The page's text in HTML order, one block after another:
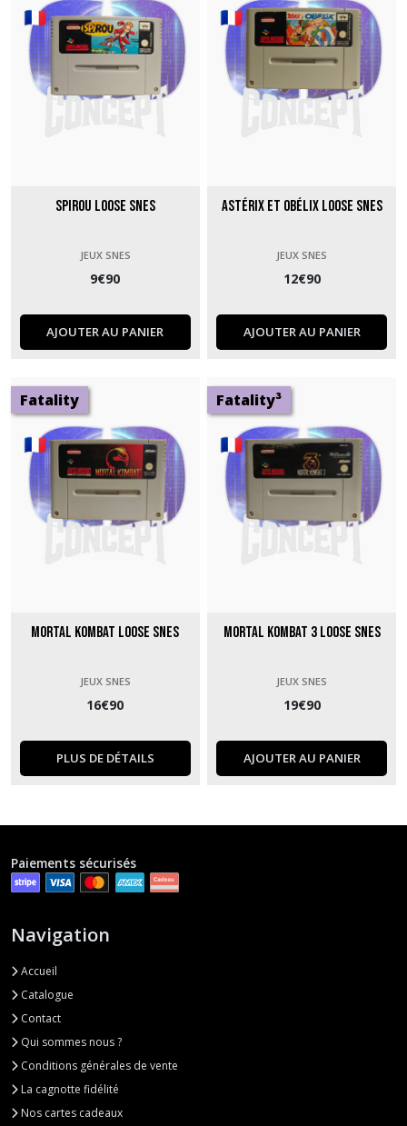
Spirou loose SNES
JEUX SNES
9€90
AJOUTER AU PANIER
Astérix et Obélix loose SNES
JEUX SNES
12€90
AJOUTER AU PANIER
Fatality
Mortal Kombat loose SNES
JEUX SNES
16€90
PLUS DE DÉTAILS
Fatality³
Mortal Kombat 3 loose SNES
JEUX SNES
19€90
AJOUTER AU PANIER
Paiements sécurisés
Navigation
Accueil
Catalogue
Contact
Qui sommes nous ?
Conditions générales de vente
La cagnotte fidélité
Nos cartes cadeaux